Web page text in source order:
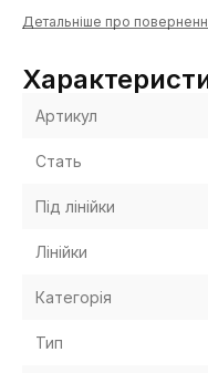
Детальніше про
Артикул
Стать
Під лінійки
Лінійки
Категорія
Тип